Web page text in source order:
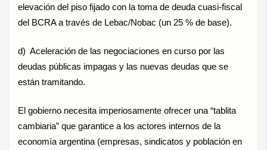
elevación del piso fijado con la toma de deuda cuasi-fiscal
del BCRA a través de Lebac/Nobac (un 25 % de base).
d) Aceleración de las negociaciones en curso por las
deudas públicas impagas y las nuevas deudas que se
están tramitando.
El gobierno necesita imperiosamente ofrecer una “tablita
cambiaria” que garantice a los actores internos de la
economía argentina (empresas, sindicatos y población en